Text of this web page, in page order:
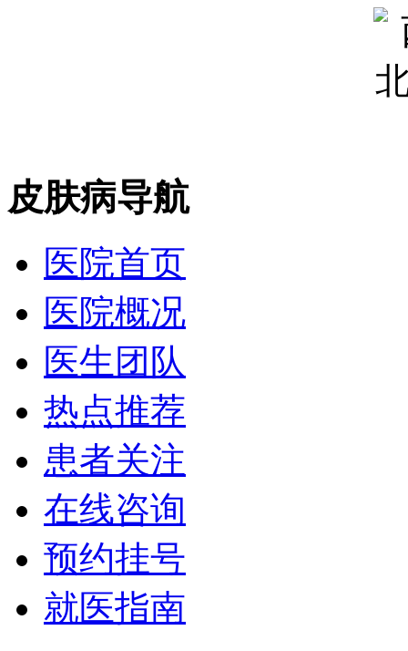
皮肤病导航
医院首页
医院概况
医生团队
热点推荐
患者关注
在线咨询
预约挂号
就医指南